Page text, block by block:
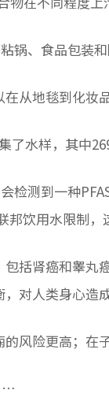
锅、食品包装
从地毯到化妆
了水样，其中
测到一种
邦饮用水限制
括肾癌和睾丸
对人类身心造
风险更高；在